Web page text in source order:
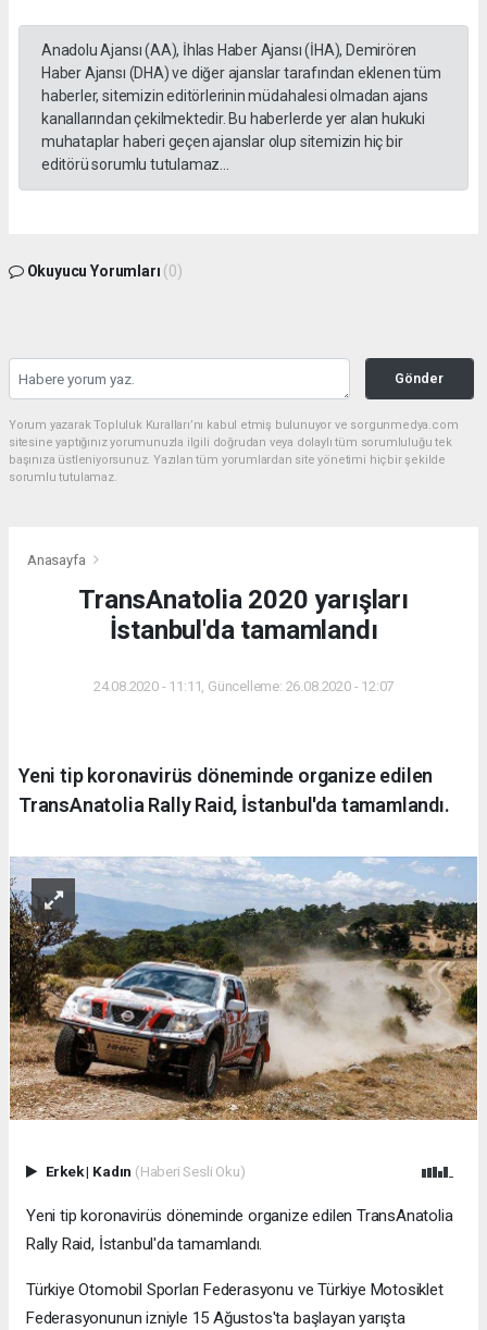
Anadolu Ajansı (AA), İhlas Haber Ajansı (İHA), Demirören
Haber Ajansı (DHA) ve diğer ajanslar tarafından eklenen tüm
haberler, sitemizin editörlerinin müdahalesi olmadan ajans
kanallarından çekilmektedir. Bu haberlerde yer alan hukuki
muhataplar haberi geçen ajanslar olup sitemizin hiç bir
editörü sorumlu tutulamaz...
Okuyucu Yorumları (0)
Gönder
Yorum yazarak Topluluk Kuralları’nı kabul etmiş bulunuyor ve sorgunmedya.com
sitesine yaptığınız yorumunuzla ilgili doğrudan veya dolaylı tüm sorumluluğu tek
başınıza üstleniyorsunuz. Yazılan tüm yorumlardan site yönetimi hiçbir şekilde
sorumlu tutulamaz.
Anasayfa
TransAnatolia 2020 yarışları
İstanbul'da tamamlandı
24.08.2020 - 11:11, Güncelleme: 26.08.2020 - 12:07
Yeni tip koronavirüs döneminde organize edilen
TransAnatolia Rally Raid, İstanbul'da tamamlandı.
Erkek| Kadın (Haberi Sesli Oku)
Yeni tip koronavirüs döneminde organize edilen TransAnatolia
Rally Raid, İstanbul'da tamamlandı.
Türkiye Otomobil Sporları Federasyonu ve Türkiye Motosiklet
Federasyonunun izniyle 15 Ağustos'ta başlayan yarışta